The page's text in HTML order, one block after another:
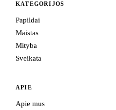
KATEGORIJOS
Papildai
Maistas
Mityba
Sveikata
APIE
Apie mus